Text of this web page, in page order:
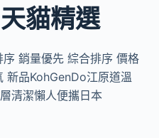
貓精選
銷量優先 綜合排序 價格
新品KohGenDo江原道溫
清潔懶人便攜日本